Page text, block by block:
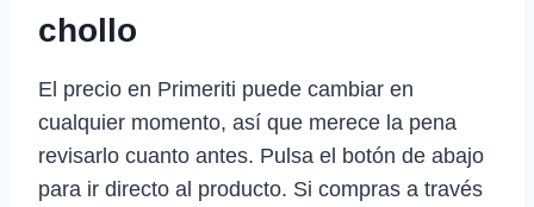
chollo
El precio en Primeriti puede cambiar en
cualquier momento, así que merece la pena
revisarlo cuanto antes. Pulsa el botón de abajo
para ir directo al producto. Si compras a través